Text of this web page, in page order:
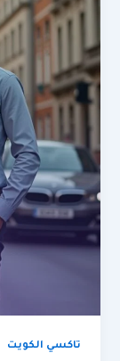
تاكسي الكويت